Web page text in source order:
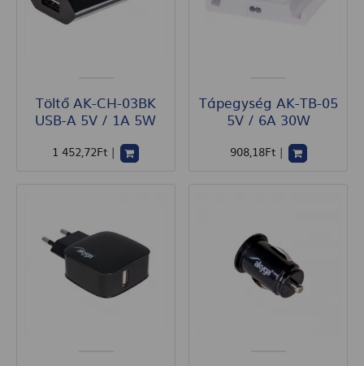
Töltő AK-CH-03BK
USB-A 5V / 1A 5W
1 452 ,72Ft |
Tápegység AK-TB-05
5V / 6A 30W
908,18Ft |